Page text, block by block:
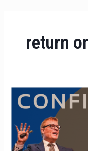
return
Ledelses-
og
Proceskonsulentens
Magiske
Touch